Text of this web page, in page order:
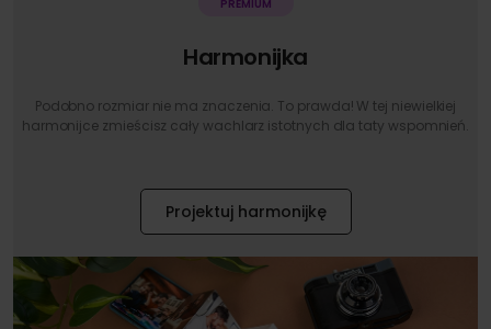
Harmonijka
Podobno rozmiar nie ma znaczenia. To prawda! W tej niewielkiej
harmonijce zmieścisz cały wachlarz istotnych dla taty wspomnień.
Projektuj harmonijkę